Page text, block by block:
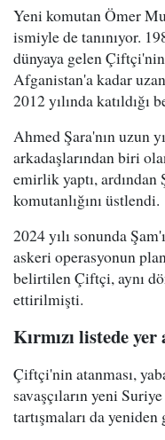
Yeni komutan Ömer
ismiyle de tanınıyor.
dünyaya gelen
Afganistan'a kadar
2012 yılında katıldığı
Ahmed Şara'nın uzun
arkadaşlarından biri
emirlik yaptı, ardından
komutanlığını üstlendi.
2024 yılı sonunda
askeri operasyonun
belirtilen Çiftçi, aynı
ettirilmişti.
Kırmızı listede yer
Çiftçi'nin atanması,
savaşçıların yeni
tartışmaları da